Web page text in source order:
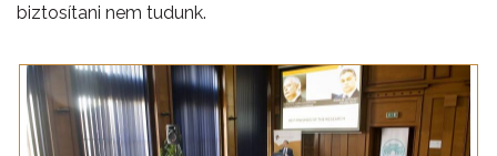
biztosítani nem tudunk.